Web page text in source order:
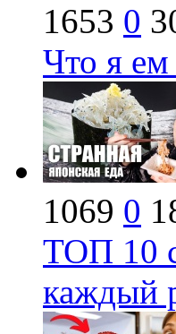
1653 0
Что я
1069 0
ТОП 10
каждый